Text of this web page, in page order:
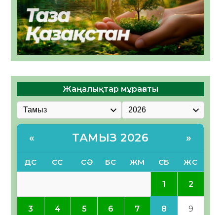
Жаңалықтар мұрағаты
« ТАМЫЗ 2026 »
ДС СС СӘ БС ЖМ СБ ЖС
1 2
3 4 5 6 7 8 9